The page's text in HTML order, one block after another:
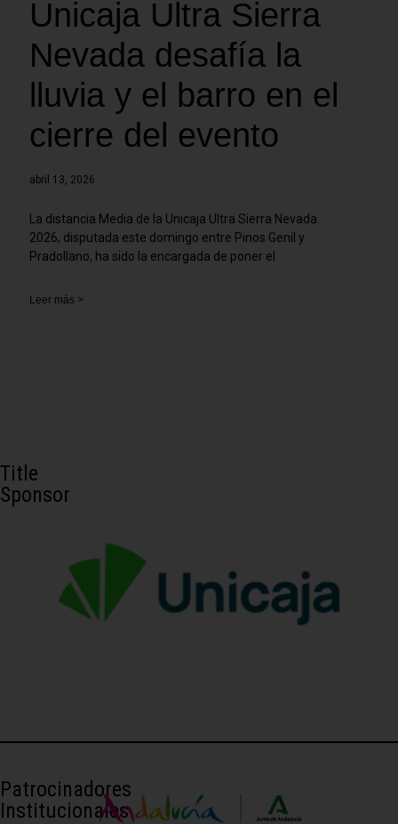
Unicaja Ultra Sierra
Nevada desafía la
lluvia y el barro en el
cierre del evento
abril 13, 2026
La distancia Media de la Unicaja Ultra Sierra Nevada
2026, disputada este domingo entre Pinos Genil y
Pradollano, ha sido la encargada de poner el
Leer más >
Title
Sponsor
Patrocinadores
Institucionales